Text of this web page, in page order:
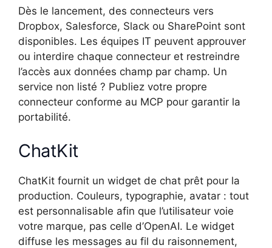
Dès le lancement, des connecteurs vers
Dropbox, Salesforce, Slack ou SharePoint sont
disponibles. Les équipes IT peuvent approuver
ou interdire chaque connecteur et restreindre
l’accès aux données champ par champ. Un
service non listé ? Publiez votre propre
connecteur conforme au MCP pour garantir la
portabilité.
ChatKit
ChatKit fournit un widget de chat prêt pour la
production. Couleurs, typographie, avatar : tout
est personnalisable afin que l’utilisateur voie
votre marque, pas celle d’OpenAI. Le widget
diffuse les messages au fil du raisonnement,